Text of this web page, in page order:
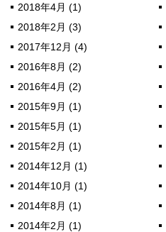
2018年4月 (1)
2018年2月 (3)
2017年12月 (4)
2016年8月 (2)
2016年4月 (2)
2015年9月 (1)
2015年5月 (1)
2015年2月 (1)
2014年12月 (1)
2014年10月 (1)
2014年8月 (1)
2014年2月 (1)